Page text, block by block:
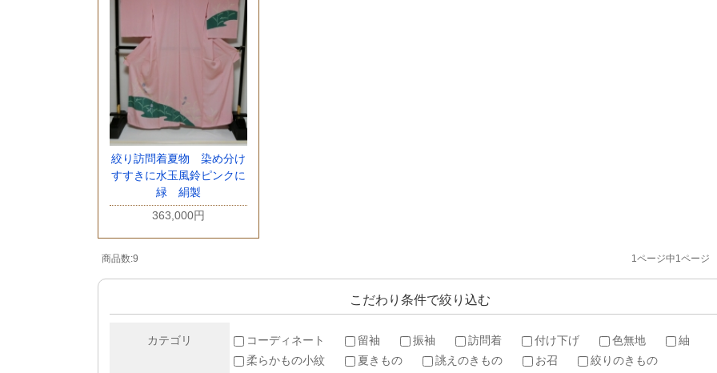
絞り訪問着夏物 染め分け
すすきに水玉風鈴ピンクに
緑 絹製
363,000円
商品数:9 1ページ中1ページ
こだわり条件で絞り込む
カテゴリ コーディネート 留袖 振袖 訪問着 付け下げ 色無地
紬
柔らかもの小紋
夏きもの 誂えのきもの お召
絞りのきもの